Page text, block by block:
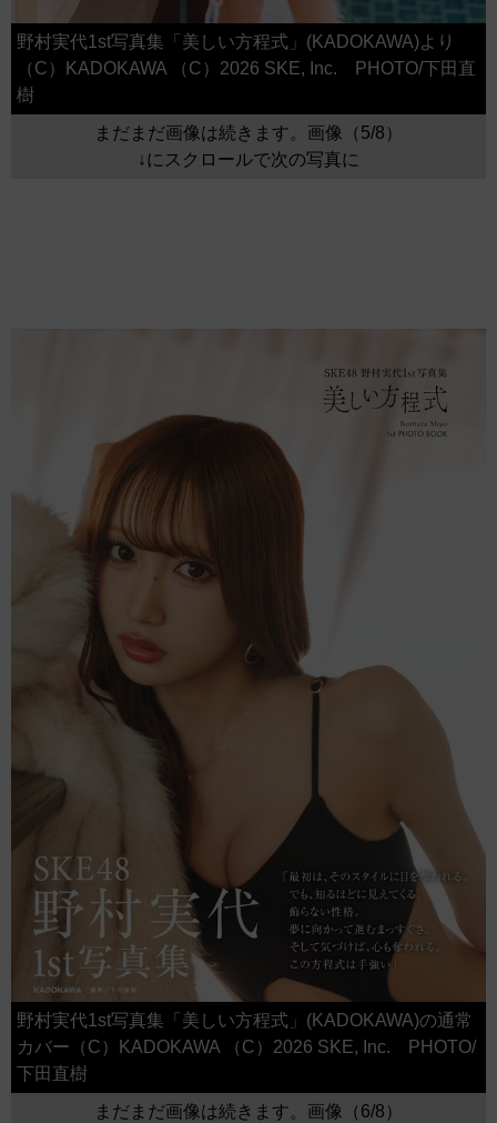
野村実代1st写真集「美しい方程式」(KADOKAWA)より
（C）KADOKAWA （C）2026 SKE, Inc. PHOTO/下田直
樹
まだまだ画像は続きます。画像（5/8）
↓にスクロールで次の写真に
野村実代1st写真集「美しい方程式」(KADOKAWA)の通常
カバー（C）KADOKAWA （C）2026 SKE, Inc. PHOTO/
下田直樹
まだまだ画像は続きます。画像（6/8）